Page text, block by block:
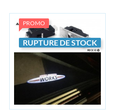
PROMO
RUPTURE DE STOCK